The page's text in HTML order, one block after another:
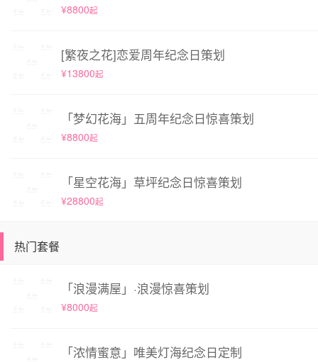
¥8800起
[繁夜之花]恋爱周年纪念日策划
¥13800起
「梦幻花海」五周年纪念日惊喜策划
¥8800起
「星空花海」草坪纪念日惊喜策划
¥28800起
热门套餐
「浪漫满屋」·浪漫惊喜策划
¥8000起
「浓情蜜意」唯美灯海纪念日定制